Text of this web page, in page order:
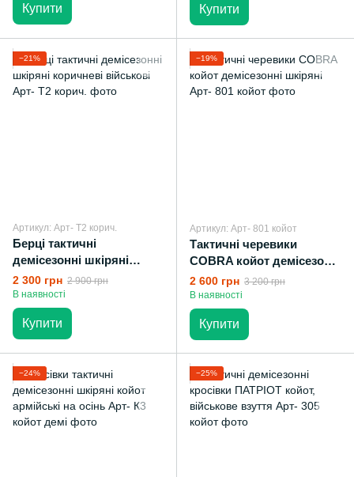
Купити Купити
−21%
Артикул: Арт- Т2 корич.
Берці тактичні
демісезонні шкіряні
коричневі військові
2 300 грн 2 900 грн
В наявності
Купити
−19%
Артикул: Арт- 801 койот
Тактичні черевики
COBRA койот демісезонні
шкіряні
2 600 грн 3 200 грн
В наявності
Купити
−24% −25%